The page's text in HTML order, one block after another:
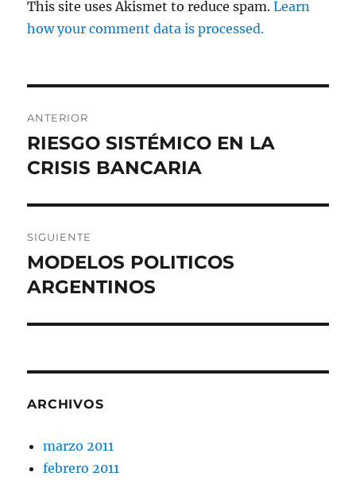
This site uses Akismet to reduce spam.Learn
how your comment data is processed.
de
entradas
ANTERIOR
Entrada
anterior:
RIESGO SISTÉMICO EN LA
CRISIS BANCARIA
SIGUIENTE
Entrada
siguiente:
MODELOS POLITICOS
ARGENTINOS
ARCHIVOS
marzo 2011
febrero 2011